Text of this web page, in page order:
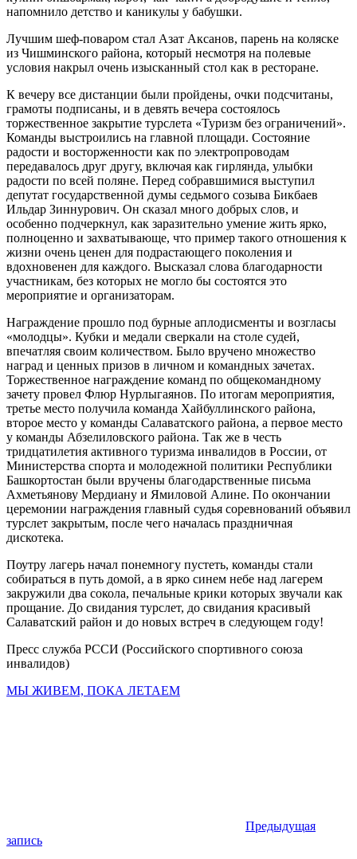
напомнило детство и каникулы у бабушки.
Лучшим шеф-поваром стал Азат Аксанов, парень на коляске
из Чишминского района, который несмотря на полевые
условия накрыл очень изысканный стол как в ресторане.
К вечеру все дистанции были пройдены, очки подсчитаны,
грамоты подписаны, и в девять вечера состоялось
торжественное закрытие турслета «Туризм без ограничений».
Команды выстроились на главной площади. Состояние
радости и восторженности как по электропроводам
передавалось друг другу, включая как гирлянда, улыбки
радости по всей поляне. Перед собравшимися выступил
депутат государственной думы седьмого созыва Бикбаев
Ильдар Зиннурович. Он сказал много добрых слов, и
особенно подчеркнул, как заразительно умение жить ярко,
полноценно и захватывающе, что пример такого отношения к
жизни очень ценен для подрастающего поколения и
вдохновенен для каждого. Высказал слова благодарности
участникам, без которых не могло бы состоятся это
мероприятие и организаторам.
Награждение прошло под бурные аплодисменты и возгласы
«молодцы». Кубки и медали сверкали на столе судей,
впечатляя своим количеством. Было вручено множество
наград и ценных призов в личном и командных зачетах.
Торжественное награждение команд по общекомандному
зачету провел Флюр Нурлыгаянов. По итогам мероприятия,
третье место получила команда Хайбуллинского района,
второе место у команды Салаватского района, а первое место
у команды Абзелиловского района. Так же в честь
тридцатилетия активного туризма инвалидов в России, от
Министерства спорта и молодежной политики Республики
Башкортостан были вручены благодарственные письма
Ахметьянову Мердиану и Ямиловой Алине. По окончании
церемонии награждения главный судья соревнований объявил
турслет закрытым, после чего началась праздничная
дискотека.
Поутру лагерь начал понемногу пустеть, команды стали
собираться в путь домой, а в ярко синем небе над лагерем
закружили два сокола, печальные крики которых звучали как
прощание. До свидания турслет, до свидания красивый
Салаватский район и до новых встреч в следующем году!
Пресс служба РССИ (Российского спортивного союза
инвалидов)
МЫ ЖИВЕМ, ПОКА ЛЕТАЕМ
Предыдущая
запись